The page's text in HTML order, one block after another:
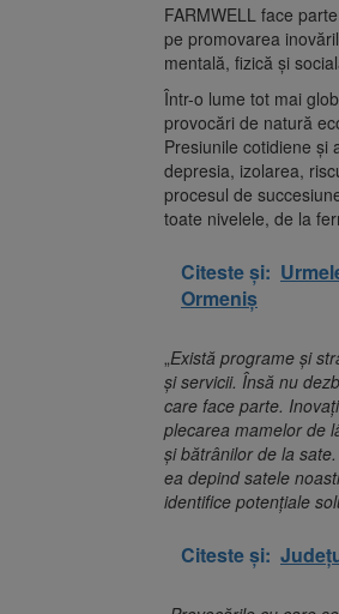
FARMWELL face
pe promovarea
mentală, fizică și
Într-o lume tot mai
provocări de natură
Presiunile cotidiene și
depresia, izolarea,
procesul de
toate nivelele, de la
Citeste și:
Ormeniș
„Există programe și
și servicii. Însă nu
care face parte.
plecarea mamelor de
și bătrânilor de la
ea depind satele
identifice potențiale
Citeste și: